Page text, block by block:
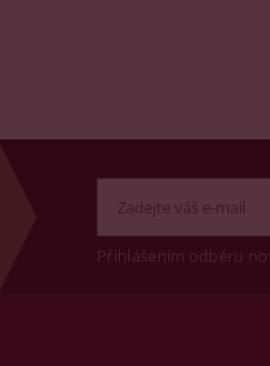
Přihlášením odběru